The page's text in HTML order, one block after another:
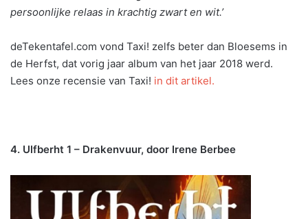
persoonlijke relaas in krachtig zwart en wit.’
deTekentafel.com vond Taxi! zelfs beter dan Bloesems in
de Herfst, dat vorig jaar album van het jaar 2018 werd.
Lees onze recensie van Taxi! in dit artikel.
4. Ulfberht 1 – Drakenvuur, door Irene Berbee